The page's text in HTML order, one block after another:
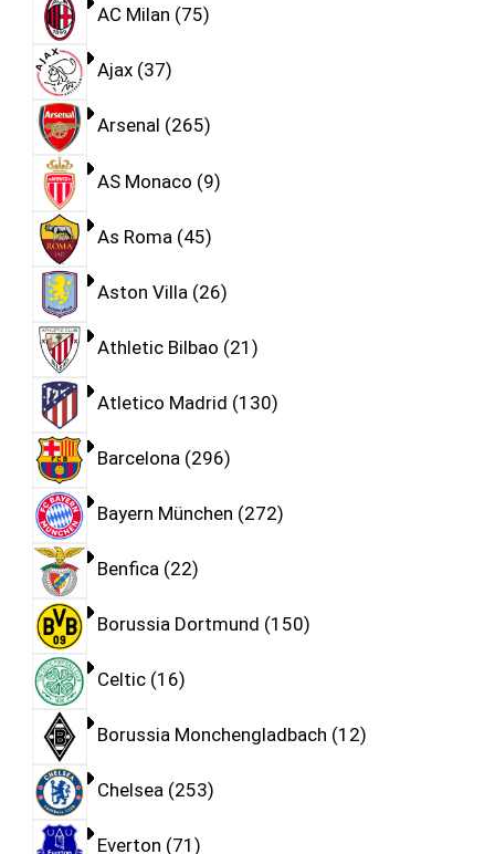
AC Milan 75
Ajax 37
Arsenal 265
AS Monaco 9
As Roma 45
Aston Villa 26
Athletic Bilbao 21
Atletico Madrid 130
Barcelona 296
Bayern München 272
Benfica 22
Borussia Dortmund 150
Celtic 16
Borussia Monchengladbach 12
Chelsea 253
Everton 71